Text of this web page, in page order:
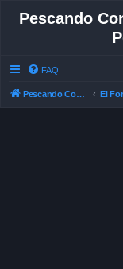
Pescando
FAQ
Pescando Con Mosca